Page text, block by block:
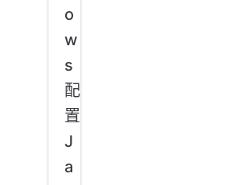
o
w
s
配
置
J
a